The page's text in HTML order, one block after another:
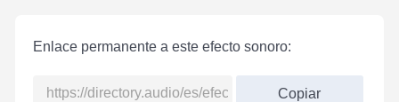
Enlace permanente a este efecto sonoro:
Copiar